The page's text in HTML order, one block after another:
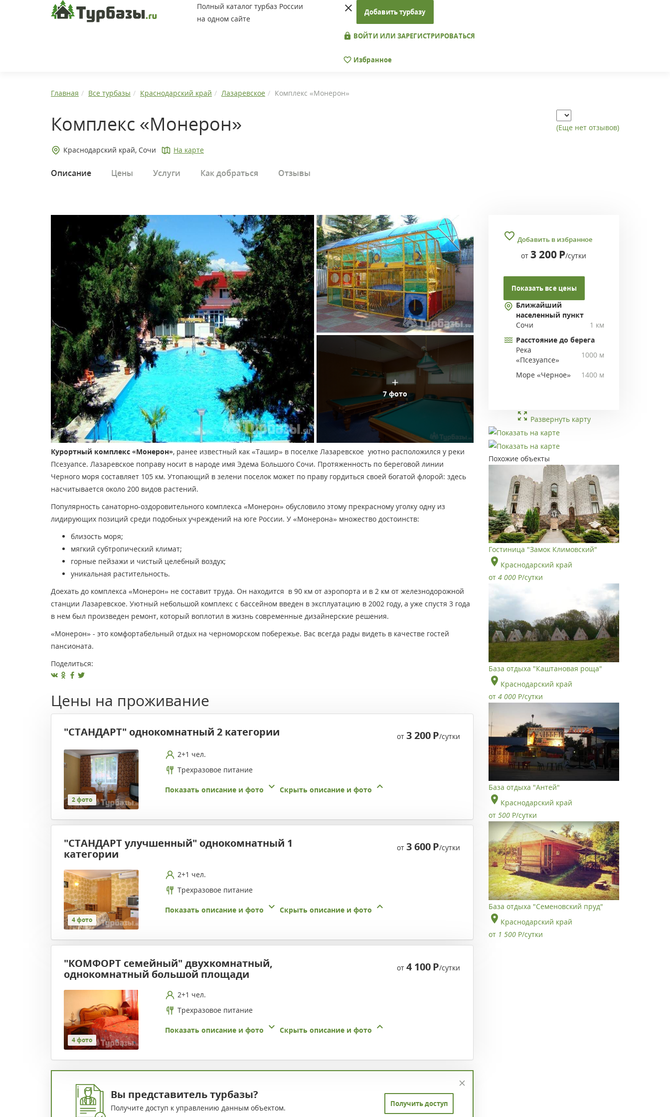
Полный каталог турбаз России
на одном сайте
Добавить турбазу
ВОЙТИ ИЛИ ЗАРЕГИСТРИРОВАТЬСЯ
Избранное
Главная Все турбазы Краснодарский край Лазаревское Комплекс «Монерон»
Комплекс «Монерон» (Еще нет отзывов)
Краснодарский край, Сочи На карте
Описание Цены Услуги Как добраться Отзывы
7 фото
Курортный комплекс «Монерон», ранее известный как «Ташир» в поселке Лазаревское уютно расположился у реки
Псезуапсе. Лазаревское поправу носит в народе имя Эдема Большого Сочи. Протяженность по береговой линии
Черного моря составляет 105 км. Утопающий в зелени поселок может по праву гордиться своей богатой флорой: здесь
насчитывается около 200 видов растений.
Популярность санаторно-оздоровительного комплекса «Монерон» обусловило этому прекрасному уголку одну из
лидирующих позиций среди подобных учреждений на юге России. У «Монерона» множество достоинств:
близость моря;
мягкий субтропический климат;
горные пейзажи и чистый целебный воздух;
уникальная растительность.
Доехать до комплекса «Монерон» не составит труда. Он находится в 90 км от аэропорта и в 2 км от железнодорожной
станции Лазаревское. Уютный небольшой комплекс с бассейном введен в эксплуатацию в 2002 году, а уже спустя 3 года
в нем был произведен ремонт, который воплотил в жизнь современные дизайнерские решения.
«Монерон» - это комфортабельный отдых на черноморском побережье. Вас всегда рады видеть в качестве гостей
пансионата.
Поделиться:
Цены на проживание
"СТАНДАРТ" однокомнатный 2 категории от3 200Р/сутки
2 фото
2+1 чел.
Трехразовое питание
Показать описание и фото Скрыть описание и фото
"СТАНДАРТ улучшенный" однокомнатный 1
категории
от3 600Р/сутки
4 фото
2+1 чел.
Трехразовое питание
Показать описание и фото Скрыть описание и фото
"КОМФОРТ семейный" двухкомнатный,
однокомнатный большой площади
от4 100Р/сутки
4 фото
2+1 чел.
Трехразовое питание
Показать описание и фото Скрыть описание и фото
Вы представитель турбазы?
Получите доступ к управлению данным объектом. Получить доступ
Добавить в избранное
от3 200 Р/сутки
Показать все цены
Ближайший
населенный пункт
Сочи
1 км
Расстояние до берега
Река
«Псезуапсе»
1000 м
Море «Черное» 1400 м
Развернуть карту
Похожие объекты
Гостиница "Замок Климовский"
Краснодарский край
от 4 000 Р/сутки
База отдыха "Каштановая роща"
Краснодарский край
от 4 000 Р/сутки
База отдыха "Антей"
Краснодарский край
от 500 Р/сутки
База отдыха "Семеновский пруд"
Краснодарский край
от 1 500 Р/сутки